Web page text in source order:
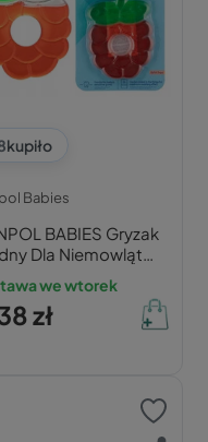
kupiło
Babies
BABIES Gryzak
Dla Niemowląt
MALINA 3+ 2/812
we wtorek
zł